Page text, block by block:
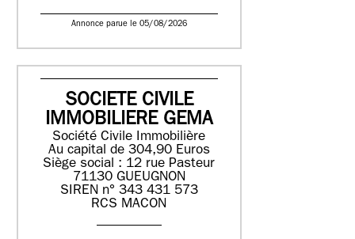
Annonce parue le 05/08/2026
SOCIETE CIVILE
IMMOBILIERE GEMA
Société Civile Immobilière
Au capital de 304,90 Euros
Siège social : 12 rue Pasteur
71130 GUEUGNON
SIREN n° 343 431 573
RCS MACON